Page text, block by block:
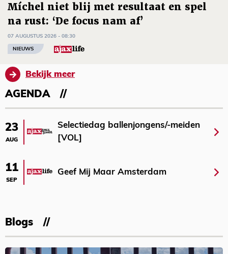
Míchel niet blij met resultaat en spel
na rust: ‘De focus nam af’
07 AUGUSTUS 2026 - 08:30
NIEUWS
Bekijk meer
AGENDA
23
AUG
Selectiedag ballenjongens/-meiden
[VOL]
11
SEP
Geef Mij Maar Amsterdam
Blogs